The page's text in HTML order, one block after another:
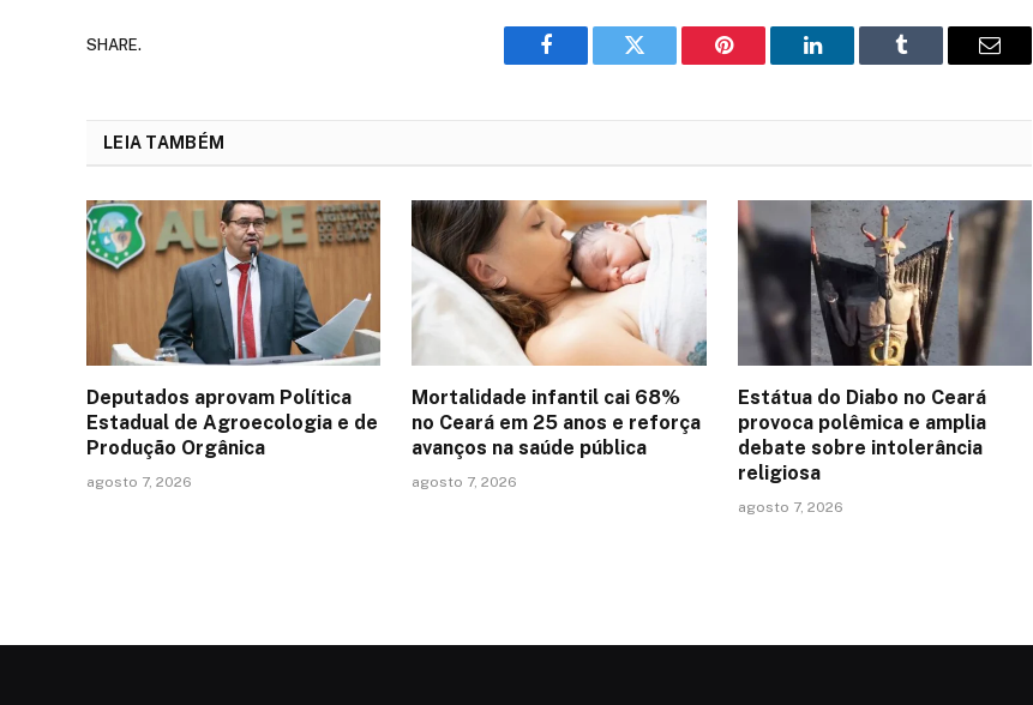
SHARE.
Facebook Twitter Pinterest LinkedIn Tumblr Email
LEIA TAMBÉM
Deputados aprovam Política
Estadual de Agroecologia e de
Produção Orgânica
agosto 7, 2026
Mortalidade infantil cai 68%
no Ceará em 25 anos e reforça
avanços na saúde pública
agosto 7, 2026
Estátua do Diabo no Ceará
provoca polêmica e amplia
debate sobre intolerância
religiosa
agosto 7, 2026